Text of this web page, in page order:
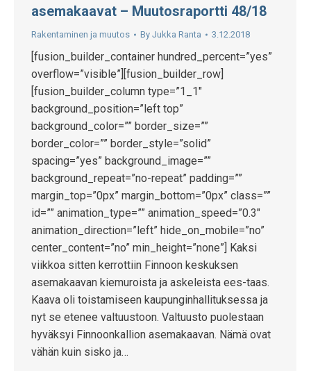
asemakaavat – Muutosraportti 48/18
Rakentaminen ja muutos By Jukka Ranta 3.12.2018
[fusion_builder_container hundred_percent=”yes”
overflow=”visible”][fusion_builder_row]
[fusion_builder_column type=”1_1″
background_position=”left top”
background_color=”” border_size=””
border_color=”” border_style=”solid”
spacing=”yes” background_image=””
background_repeat=”no-repeat” padding=””
margin_top=”0px” margin_bottom=”0px” class=””
id=”” animation_type=”” animation_speed=”0.3″
animation_direction=”left” hide_on_mobile=”no”
center_content=”no” min_height=”none”] Kaksi
viikkoa sitten kerrottiin Finnoon keskuksen
asemakaavan kiemuroista ja askeleista ees-taas.
Kaava oli toistamiseen kaupunginhallituksessa ja
nyt se etenee valtuustoon. Valtuusto puolestaan
hyväksyi Finnoonkallion asemakaavan. Nämä ovat
vähän kuin sisko ja…